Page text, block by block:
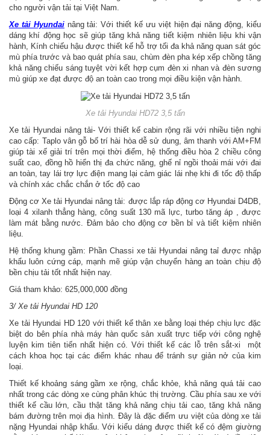
cho người vận tải tại Việt Nam.
Xe tải Hyundainâng tải: Với thiết kế ưu việt hiện đại năng động, kiểu
dáng khí động học sẽ giúp tăng khả năng tiết kiệm nhiên liệu khi vận
hành, Kính chiếu hậu được thiết kế hỗ trợ tối đa khả năng quan sát góc
mù phía trước và bao quát phía sau, chùm đèn pha kép xếp chồng tăng
khả năng chiếu sáng tuyệt vời kết hợp cụm đèn xi nhan và đèn sương
mù giúp xe đạt được độ an toàn cao trong mọi điều kiện vận hành.
Xe tải Hyundai HD72 3,5 tấn
Xe tải Hyundai nâng tải- Với thiết kế cabin rộng rãi với nhiều tiện nghi
cao cấp: Taplo vân gỗ bố trí hài hòa dễ sử dung, âm thanh với AM+FM
giúp tài xế giải trí trên mọi thời điểm, hệ thống điều hòa 2 chiều công
suất cao, đồng hồ hiển thị đa chức năng, ghế nỉ ngồi thoải mái với đai
an toàn, tay lái trợ lực điện mang lại cảm giác lái nhẹ khi đi tốc độ thấp
và chính xác chắc chắn ở tốc độ cao
Động cơ Xe tải Hyundai nâng tải: được lắp ráp động cơ Hyundai D4DB,
loại 4 xilanh thẳng hàng, công suất 130 mã lực, turbo tăng áp , được
làm mát bằng nước. Đảm bảo cho động cơ bền bỉ và tiết kiệm nhiên
liệu.
Hệ thống khung gầm: Phần Chassi xe tải Hyundai nâng taỉ được nhập
khẩu luôn cứng cáp, mạnh mẽ giúp vận chuyển hàng an toàn chịu độ
bền chịu tải tốt nhất hiện nay.
Giá tham khảo: 625,000,000 đồng
3/ Xe tải Hyundai HD 120
Xe tải Hyundai HD 120 với thiết kế thân xe bằng loại thép chịu lực đặc
biệt do bên phía nhà máy hàn quốc sản xuất trực tiếp với công nghệ
luyện kim tiên tiến nhất hiện có. Với thiết kế các lỗ trên sắt-xi một
cách khoa học tại các điểm khác nhau để tránh sự giản nở của kim
loại.
Thiết kế khoảng sáng gầm xe rộng, chắc khỏe, khả năng quá tải cao
nhất trong các dòng xe cùng phân khúc thị trường. Cầu phía sau xe với
thiết kế cầu lớn, cầu thật tăng khả năng chịu tải cao, tăng khả năng
bám đường trên mọi địa hình. Đây là đặc điểm ưu việt của dòng xe tải
nặng Hyundai nhập khẩu. Với kiểu dáng được thiết kế có đệm giường